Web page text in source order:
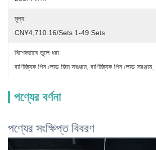
মূল্য:
CN¥4,710.16/sets 1-49 Sets
বিশেষভাবে তুলে ধরা:
বাণিজ্যিক পিন লোড জিম সরঞ্জাম, বাণিজ্যিক পিন লোড সরঞ্জাম,
পণ্যের বর্ণনা
পণ্যের সংক্ষিপ্ত বিবরণ